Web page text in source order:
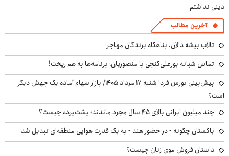
دینی نداشتم
آخرین مطالب
تالاب بیشه دالان، پناهگاه پرندگان مهاجر
تماس شبانه پورعلی‌گنجی با منصوریان؛ برنامه‌ها به هم ریخت!
پیش‌بینی بورس فردا شنبه ۱۷ مرداد ۱۴۰۵/ بازار سهام آماده یک جهش دیگر
است؟
چند میلیون ایرانی بالای ۴۵ سال مجرد ماندند؛ پشت‌پرده چیست؟
پاکستان چگونه - در حضور هند - به یک قدرت هوایی منطقه‌ای تبدیل شد
داستان فروش موی زنان چیست؟